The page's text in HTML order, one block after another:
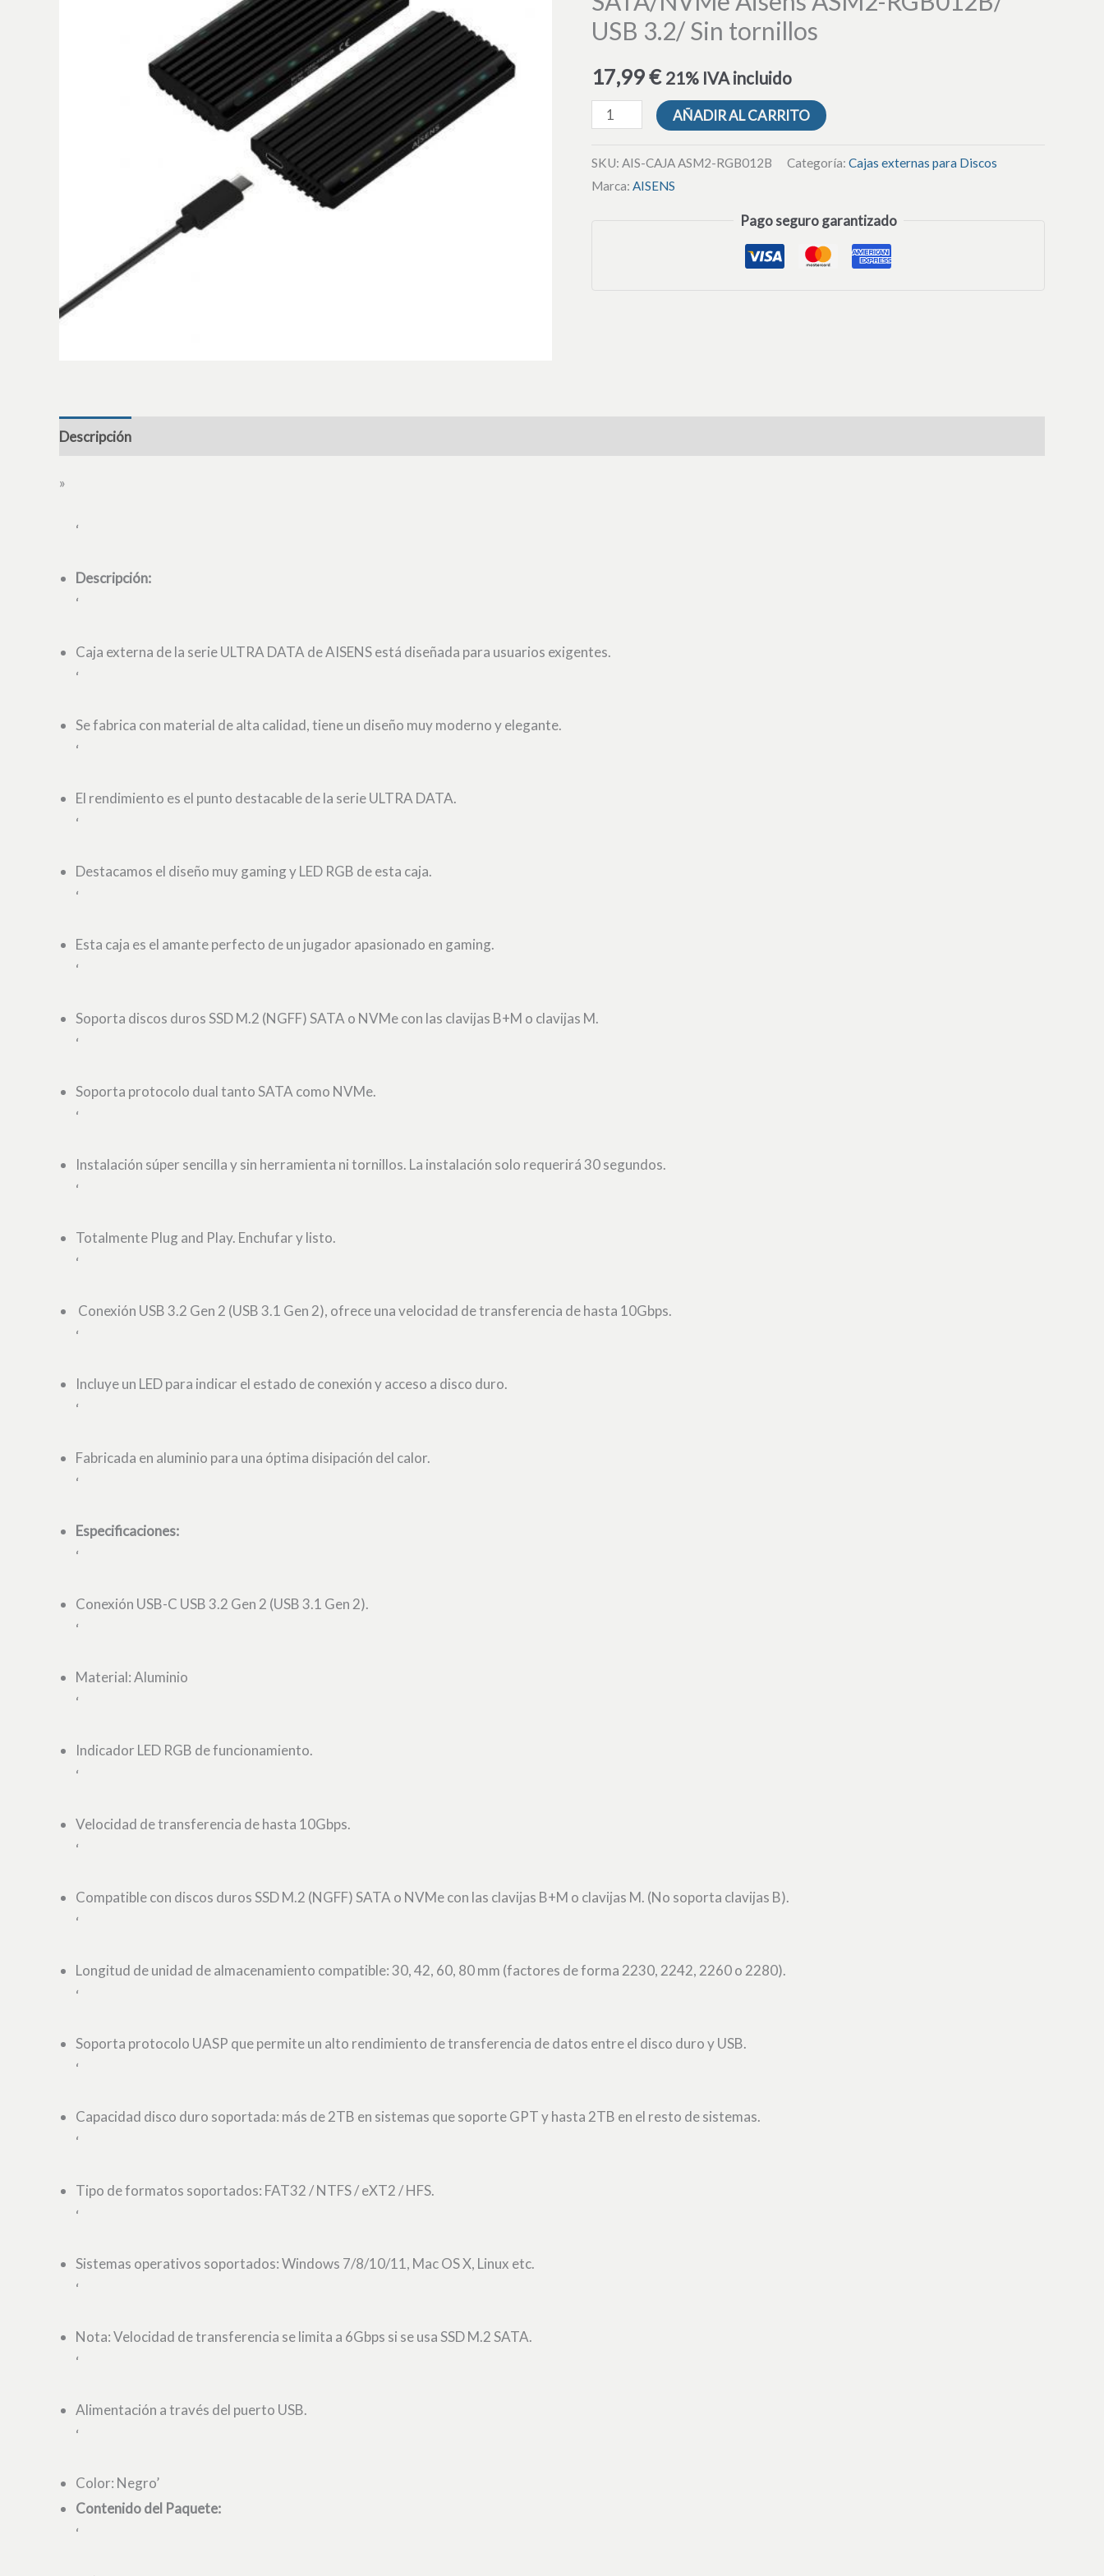
USB 3.2/ Sin tornillos
17,99€ 21% IVA incluido
M.2
SATA/NVMe
ASM2-
RGB012B/
3.2/
Sin
AÑADIR AL CARRITO
SKU: AIS-CAJA ASM2-RGB012B Categoría: Cajas externas para Discos
Marca: AISENS
Pago seguro garantizado
Descripción
»
‘
Descripción:
‘
Caja externa de la serie ULTRA DATA de AISENS está diseñada para usuarios exigentes.
‘
Se fabrica con material de alta calidad, tiene un diseño muy moderno y elegante.
‘
El rendimiento es el punto destacable de la serie ULTRA DATA.
‘
Destacamos el diseño muy gaming y LED RGB de esta caja.
‘
Esta caja es el amante perfecto de un jugador apasionado en gaming.
‘
Soporta discos duros SSD M.2 (NGFF) SATA o NVMe con las clavijas B+M o clavijas M.
‘
Soporta protocolo dual tanto SATA como NVMe.
‘
Instalación súper sencilla y sin herramienta ni tornillos. La instalación solo requerirá 30 segundos.
‘
Totalmente Plug and Play. Enchufar y listo.
‘
Conexión USB 3.2 Gen 2 (USB 3.1 Gen 2), ofrece una velocidad de transferencia de hasta 10Gbps.
‘
Incluye un LED para indicar el estado de conexión y acceso a disco duro.
‘
Fabricada en aluminio para una óptima disipación del calor.
‘
Especificaciones:
‘
Conexión USB-C USB 3.2 Gen 2 (USB 3.1 Gen 2).
‘
Material: Aluminio
‘
Indicador LED RGB de funcionamiento.
‘
Velocidad de transferencia de hasta 10Gbps.
‘
Compatible con discos duros SSD M.2 (NGFF) SATA o NVMe con las clavijas B+M o clavijas M. (No soporta clavijas B).
‘
Longitud de unidad de almacenamiento compatible: 30, 42, 60, 80 mm (factores de forma 2230, 2242, 2260 o 2280).
‘
Soporta protocolo UASP que permite un alto rendimiento de transferencia de datos entre el disco duro y USB.
‘
Capacidad disco duro soportada: más de 2TB en sistemas que soporte GPT y hasta 2TB en el resto de sistemas.
‘
Tipo de formatos soportados: FAT32 / NTFS / eXT2 / HFS.
‘
Sistemas operativos soportados: Windows 7/8/10/11, Mac OS X, Linux etc.
‘
Nota: Velocidad de transferencia se limita a 6Gbps si se usa SSD M.2 SATA.
‘
Alimentación a través del puerto USB.
‘
Color: Negro’
Contenido del Paquete:
‘